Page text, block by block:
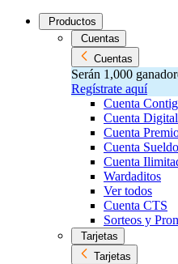
Productos
Cuentas
Cuentas
Serán 1,000
Regístrate aquí
Cuenta
Cuenta Digital
Cuenta
Cuenta Sueldo
Cuenta
Wardaditos
Ver todos
Cuenta CTS
Sorteos y
Tarjetas
Tarjetas